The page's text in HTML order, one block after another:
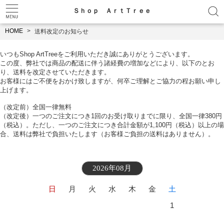
Ｓｈｏｐ ＡｒｔＴｒｅｅ
HOME 送料改定のお知らせ
いつもShop ArtTreeをご利用いただき誠にありがとうございます。
この度、弊社では商品の配送に伴う諸経費の増加などにより、以下のとお
り、送料を改定させていただきます。
お客様にはご不便をおかけ致しますが、何卒ご理解とご協力の程お願い申し
上げます。
（改定前）全国一律無料
（改定後）一つのご注文につき1回のお受け取りまでに限り、全国一律380円
（税込）。ただし、一つのご注文につき合計金額が1,100円（税込）以上の場
合、送料は弊社で負担いたします（お客様ご負担の送料はありません）。
2026年08月
日 月 火 水 木 金
土
1